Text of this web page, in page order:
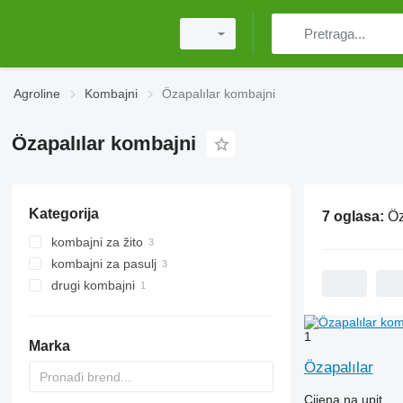
Agroline Kombajni Özapalılar kombajni
Özapalılar kombajni
Kategorija
kombajni za žito
kombajni za pasulj
drugi kombajni
Marka
7 oglasa:
1
Özapalılar
Cijena na upit